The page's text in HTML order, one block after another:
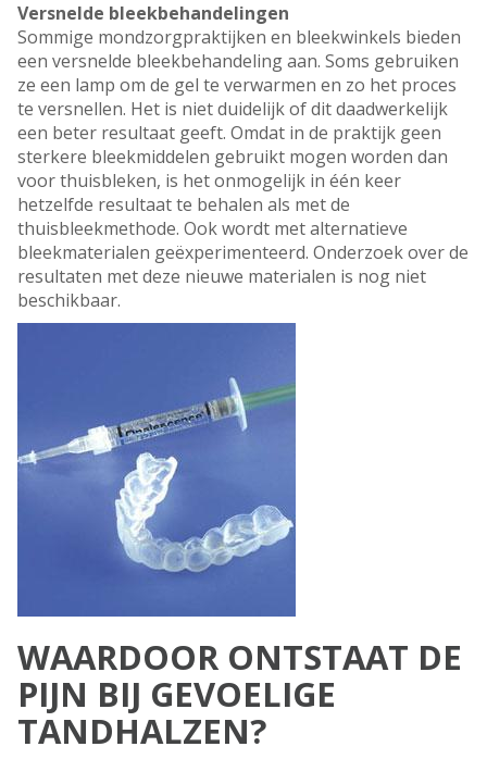
Versnelde bleekbehandelingen
Sommige mondzorgpraktijken en bleekwinkels bieden
een versnelde bleekbehandeling aan. Soms gebruiken
ze een lamp om de gel te verwarmen en zo het proces
te versnellen. Het is niet duidelijk of dit daadwerkelijk
een beter resultaat geeft. Omdat in de praktijk geen
sterkere bleekmiddelen gebruikt mogen worden dan
voor thuisbleken, is het onmogelijk in één keer
hetzelfde resultaat te behalen als met de
thuisbleekmethode. Ook wordt met alternatieve
bleekmaterialen geëxperimenteerd. Onderzoek over de
resultaten met deze nieuwe materialen is nog niet
beschikbaar.
WAARDOOR ONTSTAAT DE
PIJN BIJ GEVOELIGE
TANDHALZEN?